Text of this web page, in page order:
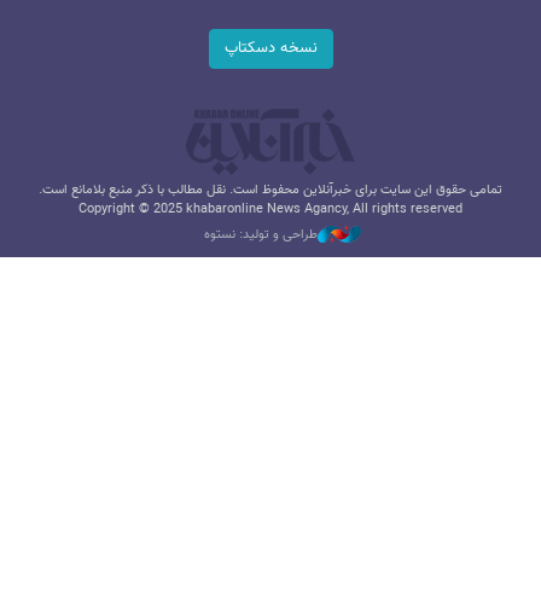
نسخه دسکتاپ
تمامی حقوق این سایت برای خبرآنلاین محفوظ است. نقل مطالب با ذکر منبع بلامانع است.
Copyright © 2025 khabaronline News Agancy, All rights reserved
طراحی و تولید: نستوه